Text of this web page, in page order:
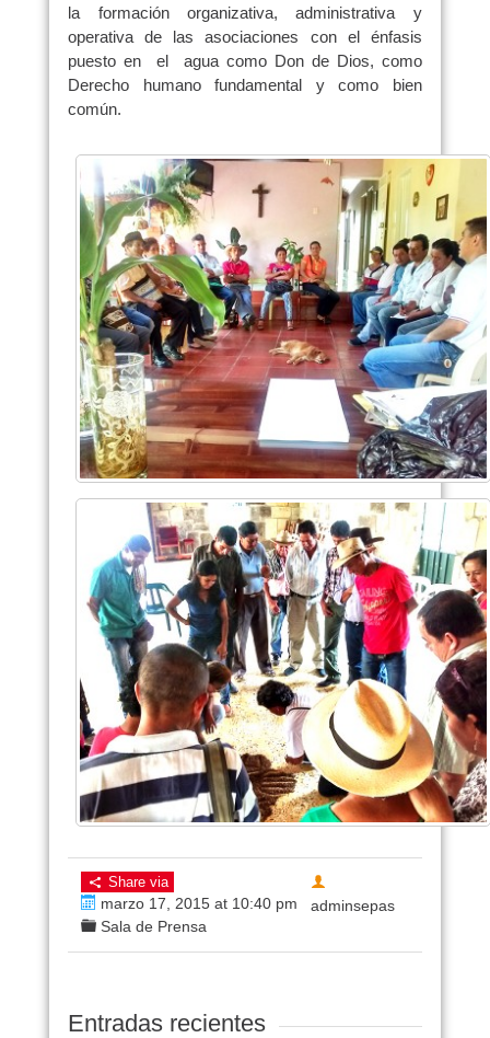
la formación organizativa, administrativa y
operativa de las asociaciones con el énfasis
puesto en el agua como Don de Dios, como
Derecho humano fundamental y como bien
común.
Share via
marzo 17, 2015 at 10:40 pm
Sala de Prensa
adminsepas
Entradas recientes